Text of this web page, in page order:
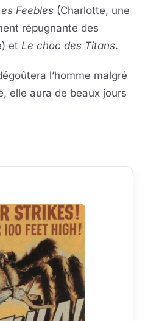
Feebles (Charlotte, une
répugnante des
et Le choc des Titans.
l’homme malgré
elle aura de beaux jours